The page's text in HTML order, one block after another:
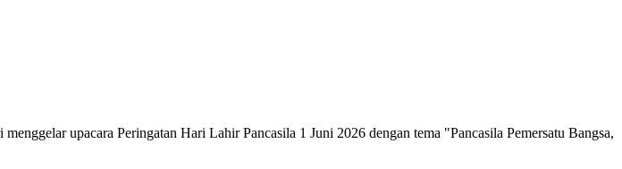
upacara Peringatan Hari Lahir Pancasila 1 Juni 2026 dengan tema "Pancasila Pemersatu Bangsa,